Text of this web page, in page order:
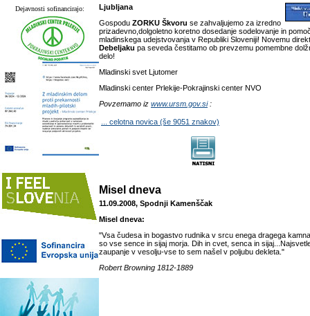
Dejavnosti sofinancirajo:
Ljubljana
Gospodu ZORKU Škvoru se zahvaljujemo za izredno
prizadevno,dolgoletno koretno dosedanje sodelovanje in
mladinskega udejstvovanja v Republiki Sloveniji! Novemu
Debeljaku pa seveda čestitamo ob prevzemu pomembne
delo!
Mladinski svet Ljutomer
Mladinski center Prlekije-Pokrajinski center NVO
Povzemamo iz www.ursm.gov.si :
... celotna novica (še 9051 znakov)
Misel dneva
11.09.2008, Spodnji Kamenščak
Misel dneva:
"Vsa čudesa in bogastvo rudnika v srcu enega dragega
so vse sence in sijaj morja. Dih in cvet, senca in
zaupanje v vesolju-vse to sem našel v poljubu dekleta."
Robert Browning 1812-1889